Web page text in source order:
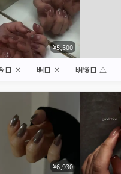
¥5,500
日 × 明日 × 明後日 △
¥6,930